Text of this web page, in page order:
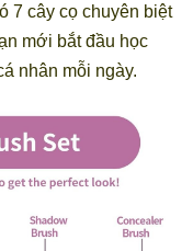
7 cây cọ chuyên biệt
mới bắt đầu học
nhân mỗi ngày.